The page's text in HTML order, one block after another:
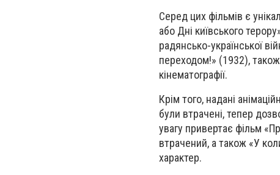
Серед цих фільмів є
або Дні київського
радянсько-української
переходом!» (1932), також
кінематографії.
Крім того, надані
були втрачені, тепер
увагу привертає фільм
втрачений, а також «У
характер.